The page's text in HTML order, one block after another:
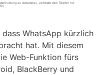
WhatsApp kürzlich
hat. Mit diesem
Web-Funktion fürs
BlackBerry und